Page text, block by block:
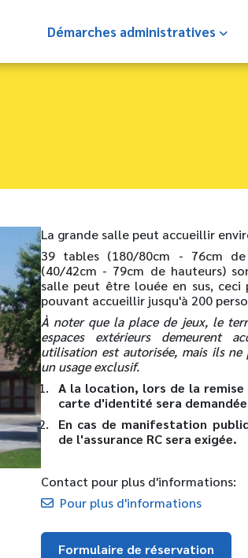
Démarches administratives
La grande salle peut accueillir
39 tables (180/80cm - 76cm
(40/42cm - 79cm de hauteurs)
salle peut être louée en sus,
pouvant accueillir jusqu'à 200
À noter que la place de jeux, le
espaces extérieurs demeurent
utilisation est autorisée, mais ils ne
un usage exclusif.
A la location, lors de la
carte d'identité sera
En cas de manifestation
de l'assurance RC sera exigée.
Contact pour plus d'informations:
Pour plus d'informations
Formulaire de réservation